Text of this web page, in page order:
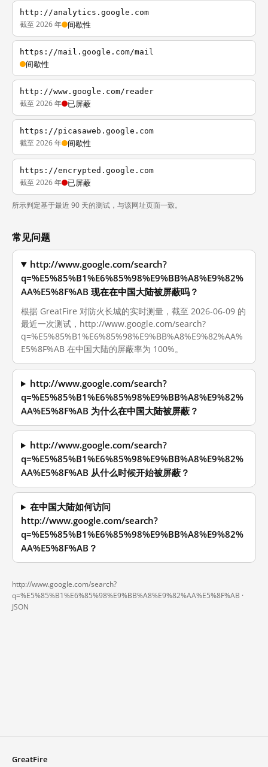
http://analytics.google.com
截至 2026 年 间歇性
https://mail.google.com/mail
间歇性
http://www.google.com/reader
截至 2026 年 已屏蔽
https://picasaweb.google.com
截至 2026 年 间歇性
https://encrypted.google.com
截至 2026 年 已屏蔽
所示判定基于最近 90 天的测试，与该网址页面一致。
常见问题
http://www.google.com/search?
q=%E5%85%B1%E6%85%98%E9%BB%A8%E9%82%
AA%E5%8F%AB 现在在中国大陆被屏蔽吗？
根据 GreatFire 对防火长城的实时测量，截至 2026-06-09 的
最近一次测试，http://www.google.com/search?
q=%E5%85%B1%E6%85%98%E9%BB%A8%E9%82%AA%
E5%8F%AB 在中国大陆的屏蔽率为 100%。
http://www.google.com/search?
q=%E5%85%B1%E6%85%98%E9%BB%A8%E9%82%
AA%E5%8F%AB 为什么在中国大陆被屏蔽？
http://www.google.com/search?
q=%E5%85%B1%E6%85%98%E9%BB%A8%E9%82%
AA%E5%8F%AB 从什么时候开始被屏蔽？
在中国大陆如何访问
http://www.google.com/search?
q=%E5%85%B1%E6%85%98%E9%BB%A8%E9%82%
AA%E5%8F%AB？
http://www.google.com/search?
q=%E5%85%B1%E6%85%98%E9%BB%A8%E9%82%AA%E5%8F%AB ·
JSON
GreatFire